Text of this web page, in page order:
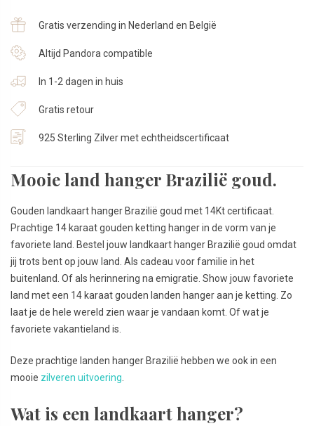
Gratis verzending in Nederland en België
Altijd Pandora compatible
In 1-2 dagen in huis
Gratis retour
925 Sterling Zilver met echtheidscertificaat
Mooie land hanger Brazilië goud.
Gouden landkaart hanger Brazilië goud met 14Kt certificaat.
Prachtige 14 karaat gouden ketting hanger in de vorm van je
favoriete land. Bestel jouw landkaart hanger Brazilië goud omdat
jij trots bent op jouw land. Als cadeau voor familie in het
buitenland. Of als herinnering na emigratie. Show jouw favoriete
land met een 14 karaat gouden landen hanger aan je ketting. Zo
laat je de hele wereld zien waar je vandaan komt. Of wat je
favoriete vakantieland is.
Deze prachtige landen hanger Brazilië hebben we ook in een
mooie zilveren uitvoering.
Wat is een landkaart hanger?